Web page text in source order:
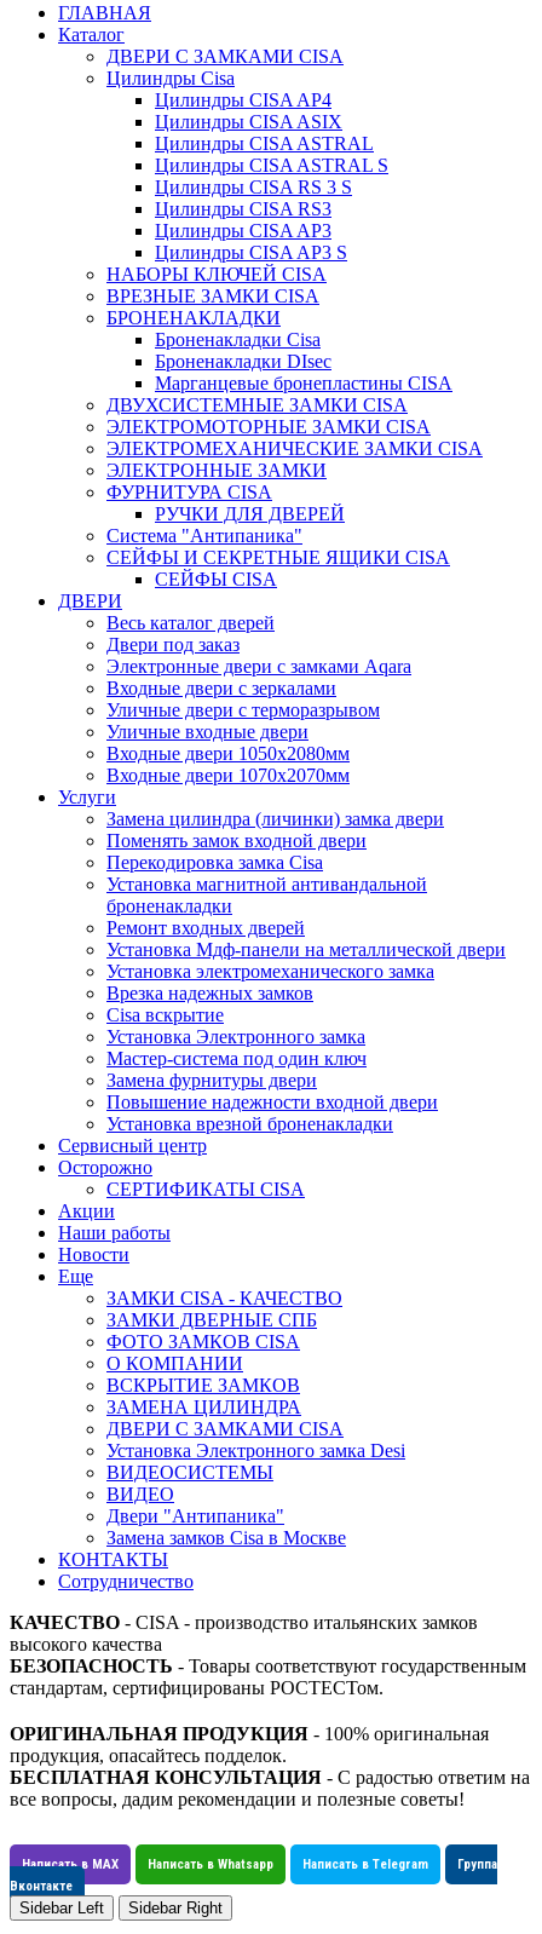
ГЛАВНАЯ
Каталог
ДВЕРИ С ЗАМКАМИ CISA
Цилиндры Сisa
Цилиндры CISA AP4
Цилиндры CISA ASIX
Цилиндры CISA ASTRAL
Цилиндры CISA ASTRAL S
Цилиндры CISA RS 3 S
Цилиндры CISA RS3
Цилиндры CISA AP3
Цилиндры CISA AP3 S
НАБОРЫ КЛЮЧЕЙ CISA
ВРЕЗНЫЕ ЗАМКИ CISA
БРОНЕНАКЛАДКИ
Броненакладки Сisa
Броненакладки DIsec
Марганцевые бронепластины CISA
ДВУХСИСТЕМНЫЕ ЗАМКИ CISA
ЭЛЕКТРОМОТОРНЫЕ ЗАМКИ CISA
ЭЛЕКТРОМЕХАНИЧЕСКИЕ ЗАМКИ CISA
ЭЛЕКТРОННЫЕ ЗАМКИ
ФУРНИТУРА CISA
РУЧКИ ДЛЯ ДВЕРЕЙ
Система "Антипаника"
СЕЙФЫ И СЕКРЕТНЫЕ ЯЩИКИ CISA
СЕЙФЫ CISA
ДВЕРИ
Весь каталог дверей
Двери под заказ
Электронные двери с замками Aqara
Входные двери с зеркалами
Уличные двери с терморазрывом
Уличные входные двери
Входные двери 1050х2080мм
Входные двери 1070х2070мм
Услуги
Замена цилиндра (личинки) замка двери
Поменять замок входной двери
Перекодировка замка Cisa
Установка магнитной антивандальной
броненакладки
Ремонт входных дверей
Установка Мдф-панели на металлической двери
Установка электромеханического замка
Врезка надежных замков
Сisa вскрытие
Установка Электронного замка
Мастер-система под один ключ
Замена фурнитуры двери
Повышение надежности входной двери
Установка врезной броненакладки
Сервисный центр
Осторожно
СЕРТИФИКАТЫ CISA
Акции
Наши работы
Новости
Еще
ЗАМКИ CISA - КАЧЕСТВО
ЗАМКИ ДВЕРНЫЕ СПБ
ФОТО ЗАМКОВ CISA
О КОМПАНИИ
ВСКРЫТИЕ ЗАМКОВ
ЗАМЕНА ЦИЛИНДРА
ДВЕРИ С ЗАМКАМИ CISA
Установка Электронного замка Desi
ВИДЕОСИСТЕМЫ
ВИДЕО
Двери "Антипаника"
Замена замков Cisa в Москве
КОНТАКТЫ
Сотрудничество
КАЧЕСТВО - CISA - производство итальянских замков
высокого качества
БЕЗОПАСНОСТЬ - Товары соответствуют государственным
стандартам, сертифицированы РОСТЕСТом.
ОРИГИНАЛЬНАЯ ПРОДУКЦИЯ - 100% оригинальная
продукция, опасайтесь подделок.
БЕСПЛАТНАЯ КОНСУЛЬТАЦИЯ - С радостью ответим на
все вопросы, дадим рекомендации и полезные советы!
Написать в MAX Написать в Whatsapp Написать в Telegram
Группа
Вконтакте
Sidebar Left Sidebar Right